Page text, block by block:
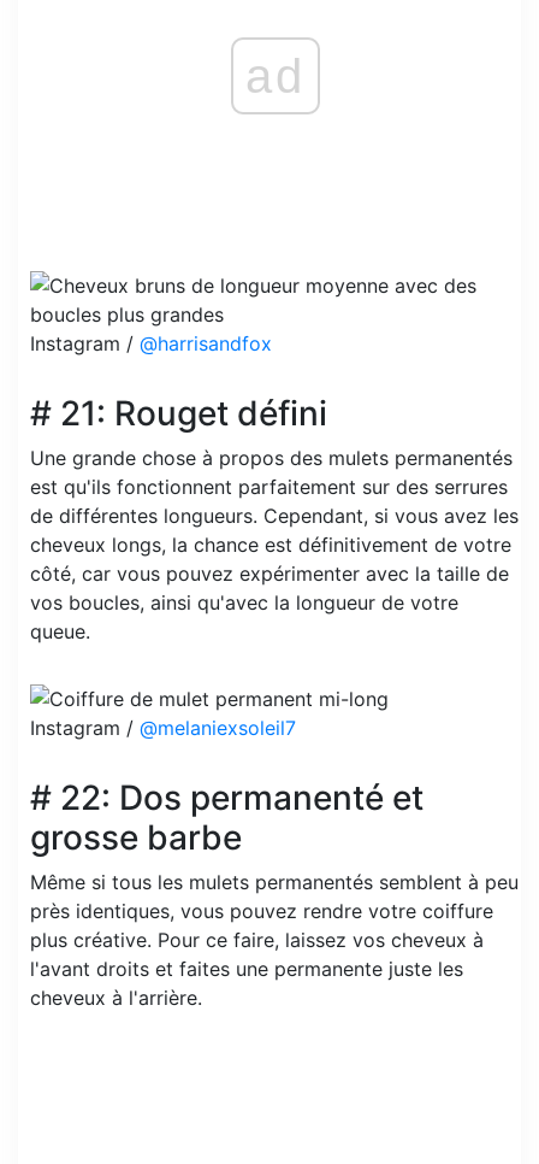
ad
Instagram / @harrisandfox
# 21: Rouget défini
Une grande chose à propos des mulets permanentés
est qu'ils fonctionnent parfaitement sur des serrures
de différentes longueurs. Cependant, si vous avez les
cheveux longs, la chance est définitivement de votre
côté, car vous pouvez expérimenter avec la taille de
vos boucles, ainsi qu'avec la longueur de votre
queue.
Instagram / @melaniexsoleil7
# 22: Dos permanenté et
grosse barbe
Même si tous les mulets permanentés semblent à peu
près identiques, vous pouvez rendre votre coiffure
plus créative. Pour ce faire, laissez vos cheveux à
l'avant droits et faites une permanente juste les
cheveux à l'arrière.